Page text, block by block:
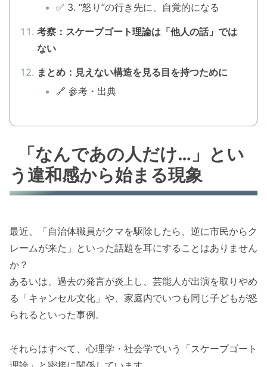
✅ 3. “怒り”の行き先に、自覚的になる
考察：スケープゴート理論は「他人の話」では
ない
まとめ：見えない構造を見る目を持つために
🔗 参考・出典
「なんであの人だけ…」とい
う違和感から始まる現象
最近、「自治体職員がクマを駆除したら、逆に市民からク
レームが来た」といった話題を耳にすることはありません
か？
あるいは、過去の発言が炎上し、芸能人が出演を取りやめ
る「キャンセル文化」や、家庭内でいつも同じ子どもが怒
られるといった事例。
それらはすべて、心理学・社会学でいう「スケープゴート